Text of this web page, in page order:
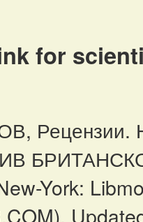
for
York: